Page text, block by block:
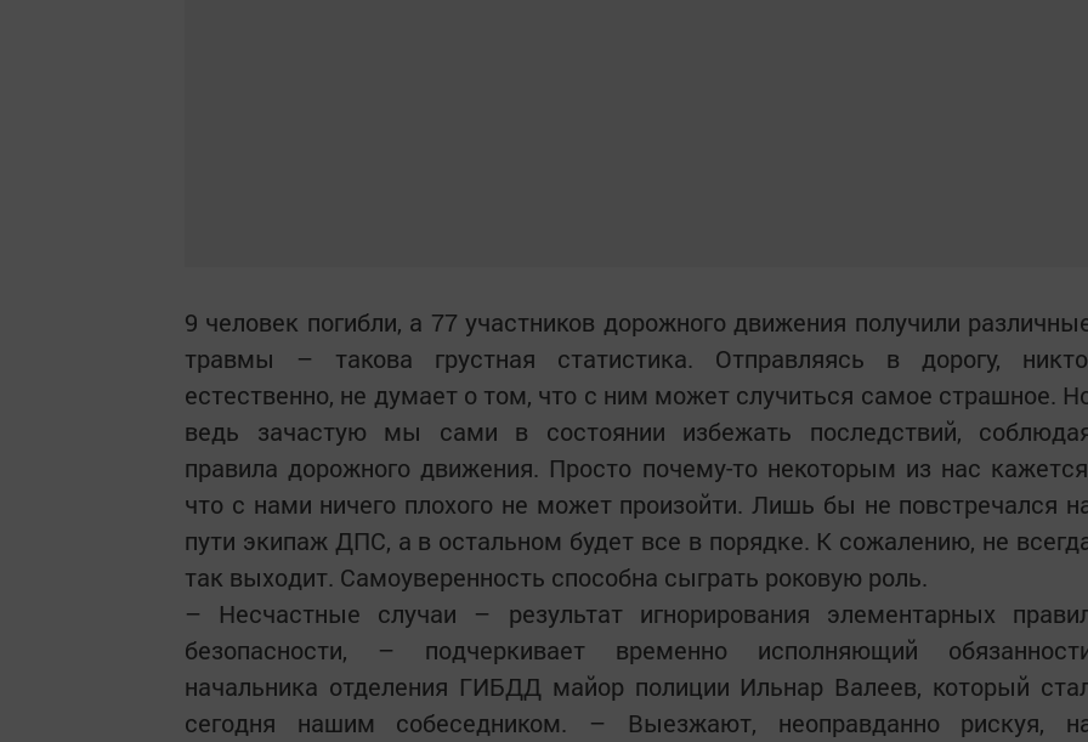
9 человек погибли, а 77 участников дорожного движения получили
травмы – такова грустная статистика. Отправляясь в дорогу,
естественно, не думает о том, что с ним может случиться самое страшное.
ведь зачастую мы сами в состоянии избежать последствий,
правила дорожного движения. Просто почему-то некоторым из нас
что с нами ничего плохого не может произойти. Лишь бы не повстречался
пути экипаж ДПС, а в остальном будет все в порядке. К сожалению, не
так выходит. Самоуверенность способна сыграть роковую роль.
– Несчастные случаи – результат игнорирования элементарных
безопасности, – подчеркивает временно исполняющий
начальника отделения ГИБДД майор полиции Ильнар Валеев, который
сегодня нашим собеседником. – Выезжают, неоправданно рискуя,